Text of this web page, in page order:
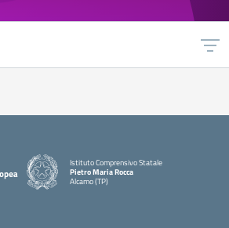
Istituto Comprensivo Statale
Pietro Maria Rocca
Alcamo (TP)